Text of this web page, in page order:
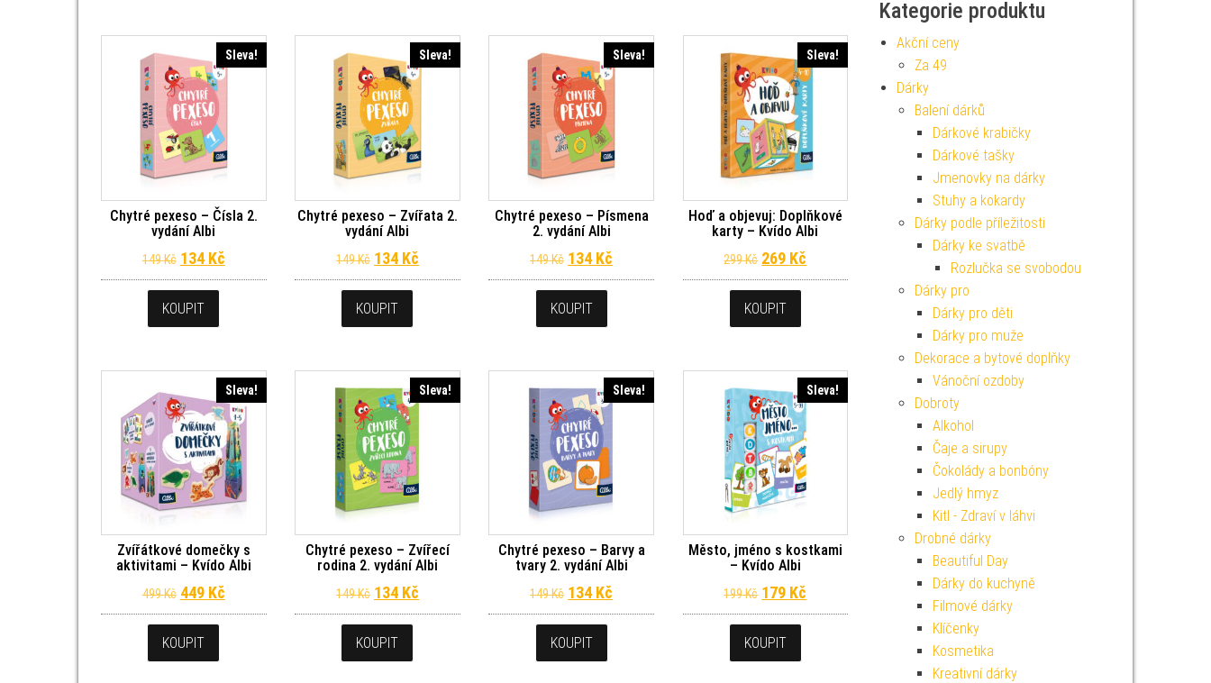
Sleva!
Chytré pexeso – Čísla 2.
vydání Albi
149Kč Původní cena byla: 149 Kč.
134 KčAktuální cena je: 134 Kč.
KOUPIT
Sleva!
Chytré pexeso – Zvířata 2.
vydání Albi
149Kč Původní cena byla: 149 Kč.
134 KčAktuální cena je: 134 Kč.
KOUPIT
Sleva!
Chytré pexeso – Písmena
2. vydání Albi
149Kč Původní cena byla: 149 Kč.
134 Kč Aktuální cena je: 134 Kč.
KOUPIT
Sleva!
Hoď a objevuj: Doplňkové
karty – Kvído Albi
299Kč Původní cena byla: 299 Kč.
269 Kč Aktuální cena je: 269 Kč.
KOUPIT
Sleva!
Zvířátkové domečky s
aktivitami – Kvído Albi
499Kč Původní cena byla: 499 Kč.
449 KčAktuální cena je: 449 Kč.
KOUPIT
Sleva!
Chytré pexeso – Zvířecí
rodina 2. vydání Albi
149Kč Původní cena byla: 149 Kč.
134 KčAktuální cena je: 134 Kč.
KOUPIT
Sleva!
Chytré pexeso – Barvy a
tvary 2. vydání Albi
149Kč Původní cena byla: 149 Kč.
134 Kč Aktuální cena je: 134 Kč.
KOUPIT
Sleva!
Město, jméno s kostkami
– Kvído Albi
199Kč Původní cena byla: 199 Kč.
179 Kč Aktuální cena je: 179 Kč.
KOUPIT
Kategorie produktu
Akční ceny
Za 49
Dárky
Balení dárků
Dárkové krabičky
Dárkové tašky
Jmenovky na dárky
Stuhy a kokardy
Dárky podle příležitosti
Dárky ke svatbě
Rozlučka se svobodou
Dárky pro
Dárky pro děti
Dárky pro muže
Dekorace a bytové doplňky
Vánoční ozdoby
Dobroty
Alkohol
Čaje a sirupy
Čokolády a bonbóny
Jedlý hmyz
Kitl - Zdraví v láhvi
Drobné dárky
Beautiful Day
Dárky do kuchyně
Filmové dárky
Klíčenky
Kosmetika
Kreativní dárky